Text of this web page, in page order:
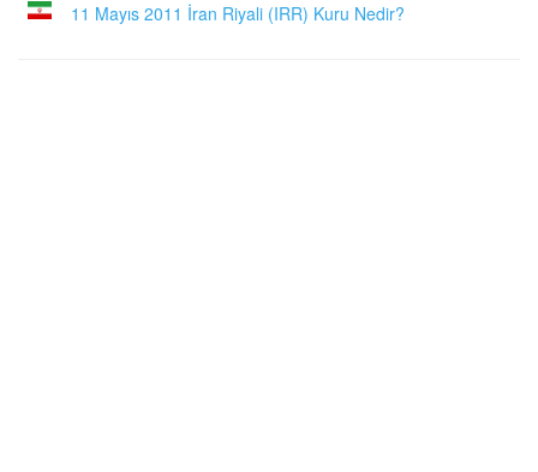
11 Mayıs 2011 İran Riyali (IRR) Kuru Nedir?